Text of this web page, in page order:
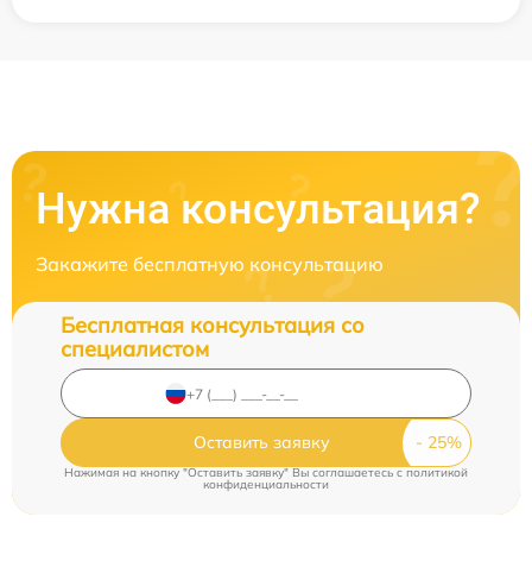
Нужна консультация?
Закажите бесплатную консультацию
Бесплатная консультация со
специалистом
Оставить заявку
Нажимая на кнопку "Оставить заявку" Вы соглашаетесь cполитикой
конфиденциальности